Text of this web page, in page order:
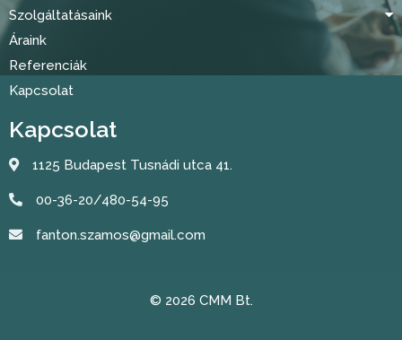
Szolgáltatásaink
Áraink
Referenciák
Kapcsolat
Kapcsolat
1125 Budapest Tusnádi utca 41.
00-36-20/480-54-95
fanton.szamos@gmail.com
© 2026 CMM Bt.